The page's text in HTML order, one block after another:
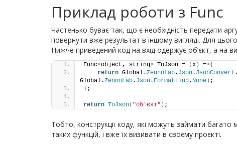
Приклад роботи з Func
Частенько буває так, що є необхідність передати
повернути вже результат в іншому вигляді. Для
Нижче приведений код на вхід одержує об’єкт, а на
Func<object, string> ToJson = (x ) =>{
return Global.ZennoLab. Json. JsonConvert .
Global.ZennoLab. Json. Formatting. None ) ;
} ;
return ToJson( "об'єкт" ) ;
Тобто, конструкції коду, які можуть займати
таких функцій, і вже їх визивати в своєму проєкті.